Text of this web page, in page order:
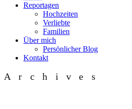
Reportagen
Hochzeiten
Verliebte
Familien
Über mich
Persönlicher Blog
Kontakt
Archives